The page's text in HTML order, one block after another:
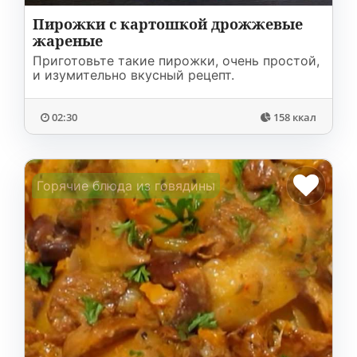
Пирожки с картошкой дрожжевые
жареные
Приготовьте такие пирожки, очень простой,
и изумительно вкусный рецепт.
02:30 158 ккал
Горячие блюда из говядины